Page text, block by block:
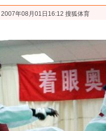
2007年08月01日16:12 搜狐体育